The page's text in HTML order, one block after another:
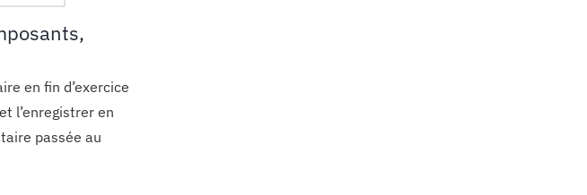
en fin d’exercice
l’enregistrer en
passée au